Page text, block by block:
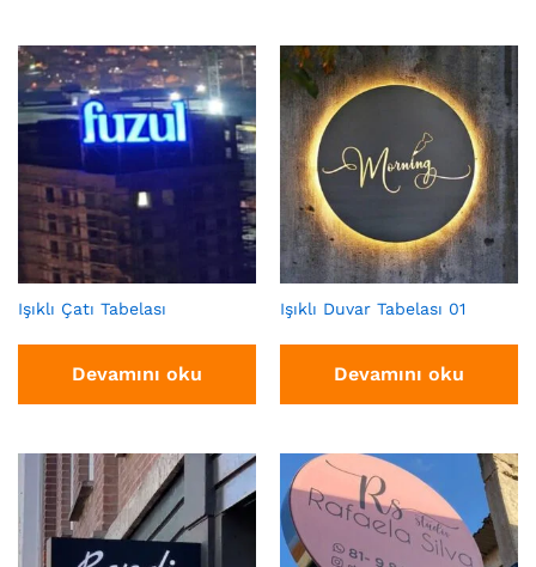
Işıklı Çatı Tabelası
Devamını oku
Işıklı Duvar Tabelası 01
Devamını oku